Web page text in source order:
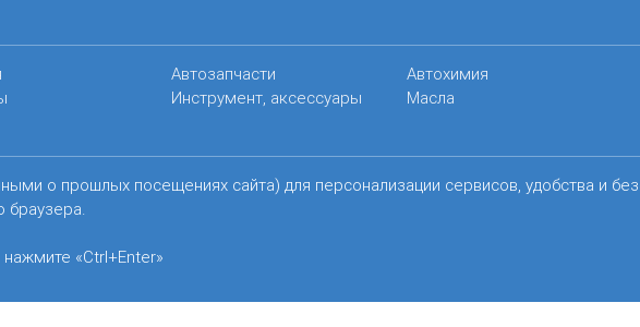
Автозапчасти
Инструмент, аксессуары
Автохимия
Масла
о прошлых посещениях сайта) для персонализации сервисов, удобства и
браузера.
«Ctrl+Enter»